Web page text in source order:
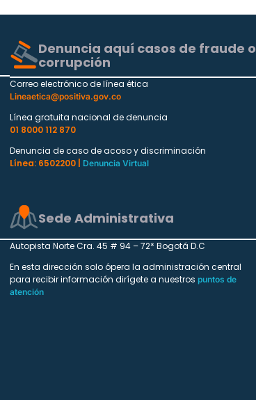
Denuncia aquí casos de fraude o
corrupción
Correo electrónico de línea ética
Lineaetica@positiva.gov.co
Línea gratuita nacional de denuncia
01 8000 112 870
Denuncia de caso de acoso y discriminación
Línea: 6502200 |
Denuncia Virtual
Sede Administrativa
Autopista Norte Cra. 45 # 94 – 72* Bogotá D.C
En esta dirección solo ópera la administración central
para recibir información dirígete a nuestros puntos de
atención